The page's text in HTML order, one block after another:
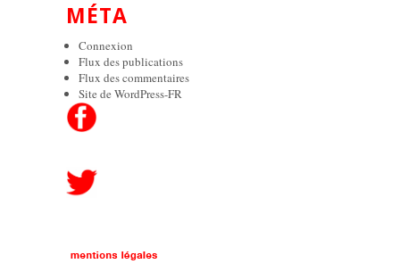
MÉTA
Connexion
Flux des publications
Flux des commentaires
Site de WordPress-FR